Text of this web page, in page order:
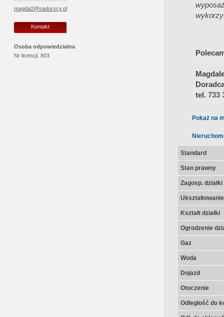
magda2@sadurscy.pl
Kontakt
Osoba odpowiedzialna
Nr licencji: 803
tel. 733
Pokaż na
Standard
Stan prawny
Zagosp. działki
Kształt działki
Ogrodzenie
Gaz
Woda
Dojazd
Otoczenie
Odległość do